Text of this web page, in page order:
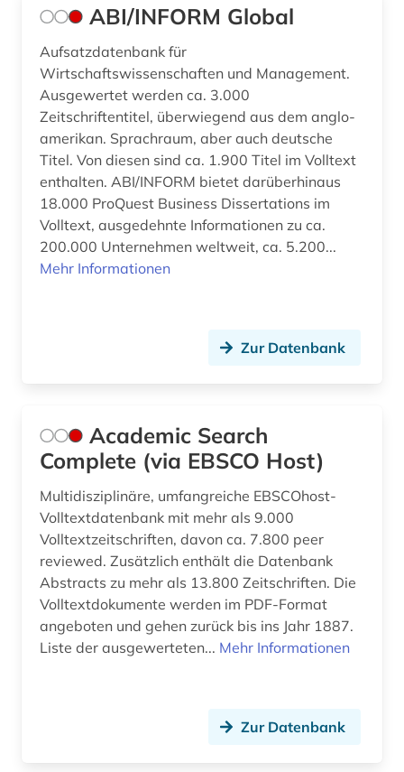
bevölkerungsforschung (1)
bewerbung (1)
bgvr (2)
bibliografie (22)
bibliographie (6)
bibliotheksbestand (1)
bilanzdaten (1)
bilanzrecht (15)
bilanzsteuerecht (1)
bilanzsteurrecht (1)
bildbearbeitung (2)
bildung (10)
bildungschancen (2)
ABI/INFORM Global
Aufsatzdatenbank für
Wirtschaftswissenschaften und Management.
Ausgewertet werden ca. 3.000
Zeitschriftentitel, überwiegend aus dem anglo-
amerikan. Sprachraum, aber auch deutsche
Titel. Von diesen sind ca. 1.900 Titel im Volltext
enthalten. ABI/INFORM bietet darüberhinaus
18.000 ProQuest Business Dissertations im
Volltext, ausgedehnte Informationen zu ca.
200.000 Unternehmen weltweit, ca. 5.200...
Mehr Informationen
Zur Datenbank
Academic Search
Complete (via EBSCO Host)
Multidisziplinäre, umfangreiche EBSCOhost-
Volltextdatenbank mit mehr als 9.000
Volltextzeitschriften, davon ca. 7.800 peer
reviewed. Zusätzlich enthält die Datenbank
Abstracts zu mehr als 13.800 Zeitschriften. Die
Volltextdokumente werden im PDF-Format
angeboten und gehen zurück bis ins Jahr 1887.
Liste der ausgewerteten... Mehr Informationen
Zur Datenbank